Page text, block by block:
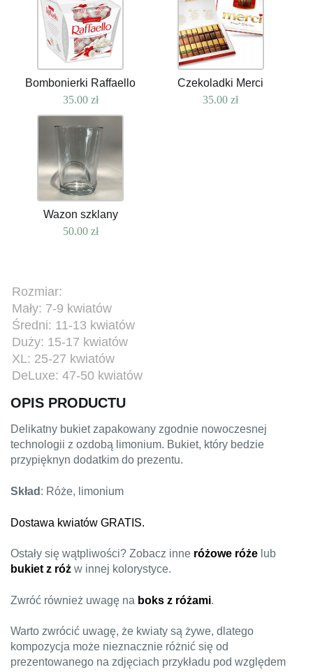
Bombonierki Raffaello
35.00 zł
Czekoladki Merci
35.00zł
Wazon szklany
50.00 zł
Rozmiar:
Mały: 7-9 kwiatów
Średni: 11-13 kwiatów
Duży: 15-17 kwiatów
XL: 25-27 kwiatów
DeLuxe: 47-50 kwiatów
OPIS PRODUCTU
Delikatny bukiet zapakowany zgodnie nowoczesnej
technologii z ozdobą limonium. Bukiet, który bedzie
przypięknyn dodatkim do prezentu.
Skład : Róże, limonium
Dostawa kwiatów GRATIS.
Ostały się wątpliwości? Zobacz inne różowe róże lub
bukiet z róż w innej kolorystyce.
Zwróć również uwagę na boks z różami.
Warto zwrócić uwagę, że kwiaty są żywe, dlatego
kompozycja może nieznacznie różnić się od
prezentowanego na zdjęciach przykładu pod względem